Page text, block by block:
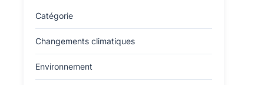
Catégorie
Changements climatiques
Environnement